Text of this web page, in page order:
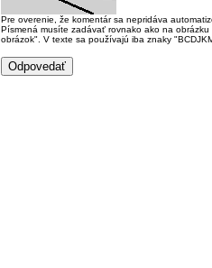
Pre overenie, že komentár sa nepridáva
Písmená musíte zadávať rovnako ako na
obrázok". V texte sa používajú iba znaky